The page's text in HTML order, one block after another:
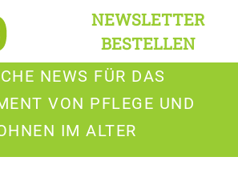
NEWSLETTER
BESTELLEN
NEWS FÜR DAS
VON PFLEGE UND
IM ALTER